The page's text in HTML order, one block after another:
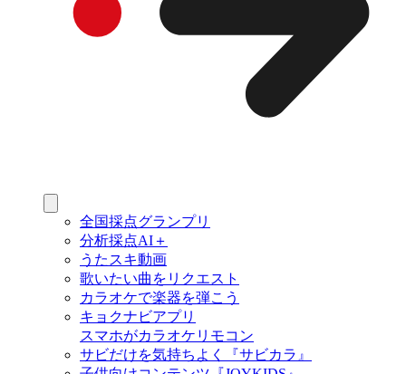
全国採点グランプリ
分析採点AI＋
うたスキ動画
歌いたい曲をリクエスト
カラオケで楽器を弾こう
キョクナビアプリ
スマホがカラオケリモコン
サビだけを気持ちよく『サビカラ』